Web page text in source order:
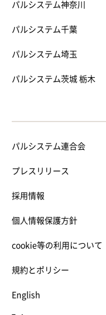
パルシステム神奈川
パルシステム千葉
パルシステム埼玉
パルシステム茨城 栃木
パルシステム連合会
プレスリリース
採用情報
個人情報保護方針
cookie等の利用について
規約とポリシー
English